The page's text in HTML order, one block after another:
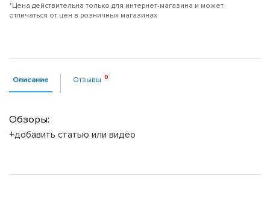
*Цена действительна только для интернет-магазина и может
отличаться от цен в розничных магазинах
Описание Отзывы
Обзоры:
+добавить статью или видео